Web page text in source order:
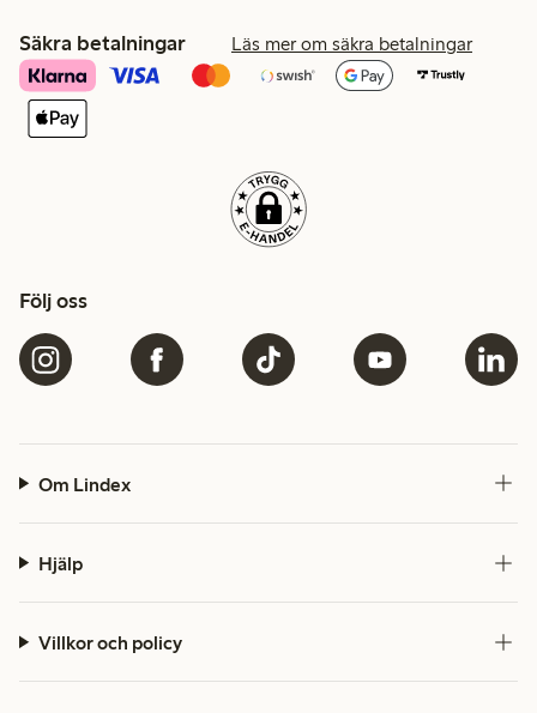
Säkra betalningar Läs mer om säkra betalningar
Följ oss
Om Lindex
Hjälp
Villkor och policy